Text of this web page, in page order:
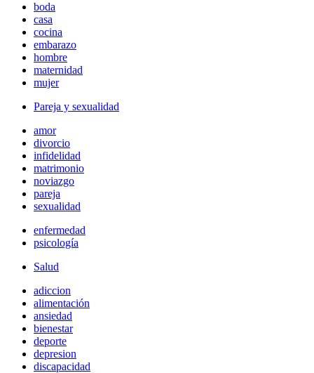
boda
casa
cocina
embarazo
hombre
maternidad
mujer
Pareja y sexualidad
amor
divorcio
infidelidad
matrimonio
noviazgo
pareja
sexualidad
enfermedad
psicología
Salud
adiccion
alimentación
ansiedad
bienestar
deporte
depresion
discapacidad